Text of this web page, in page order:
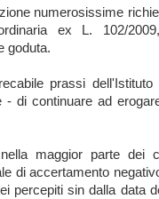
numerosissime
ex L. 102/
goduta.
prassi dell'Istituto
- di continuare ad
maggior parte dei
di accertamento
percepiti sin dalla data